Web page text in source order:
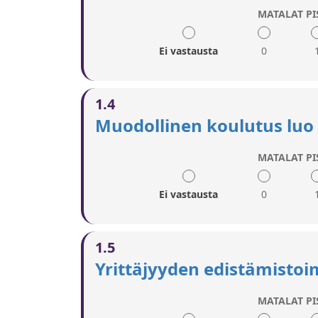
Ei vastausta
MATALAT
0 1
1.4
Muodollinen koulutus
Ei vastausta
MATALAT
0 1
1.5
Yrittäjyyden
MATALAT